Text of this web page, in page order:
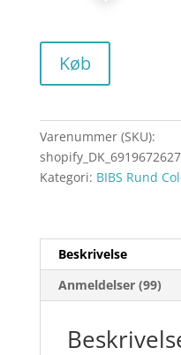
Køb
Varenummer (SKU):
Kategori: BIBS Rund
Beskrivelse
Anmeldelser (99)